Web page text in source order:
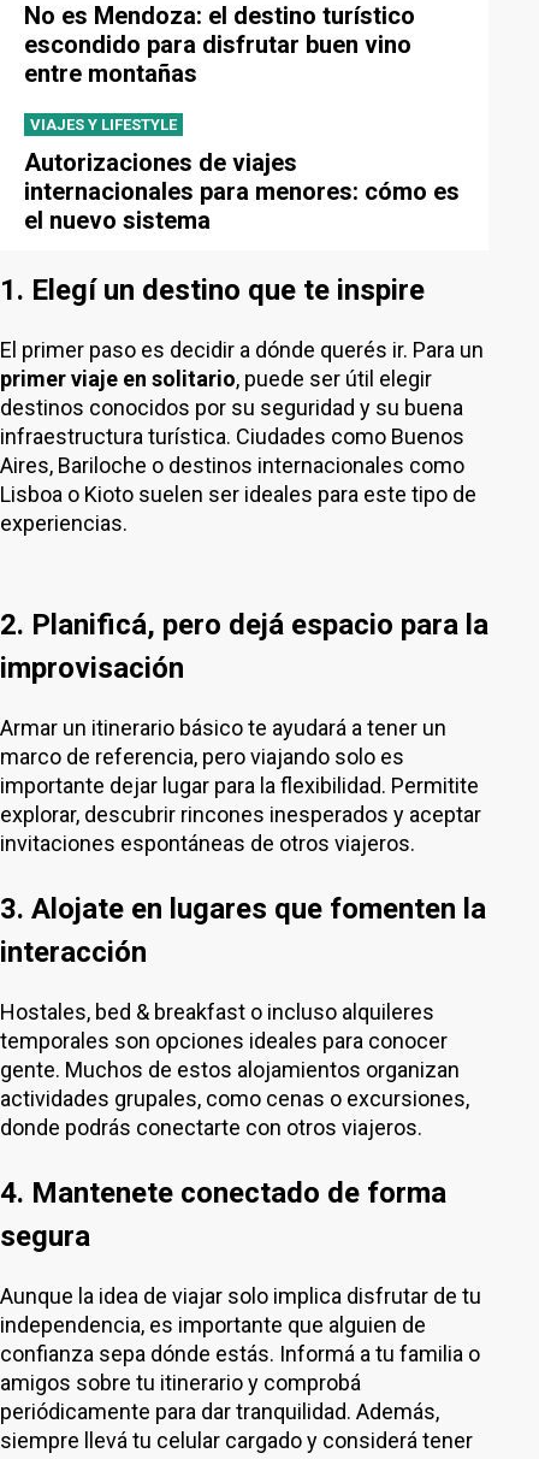
No es Mendoza: el destino turístico
escondido para disfrutar buen vino
entre montañas
VIAJES Y LIFESTYLE
Autorizaciones de viajes
internacionales para menores: cómo es
el nuevo sistema
1. Elegí un destino que te inspire
El primer paso es decidir a dónde querés ir. Para un
primer viaje en solitario, puede ser útil elegir
destinos conocidos por su seguridad y su buena
infraestructura turística. Ciudades como Buenos
Aires, Bariloche o destinos internacionales como
Lisboa o Kioto suelen ser ideales para este tipo de
experiencias.
2. Planificá, pero dejá espacio para la
improvisación
Armar un itinerario básico te ayudará a tener un
marco de referencia, pero viajando solo es
importante dejar lugar para la flexibilidad. Permitite
explorar, descubrir rincones inesperados y aceptar
invitaciones espontáneas de otros viajeros.
3. Alojate en lugares que fomenten la
interacción
Hostales, bed & breakfast o incluso alquileres
temporales son opciones ideales para conocer
gente. Muchos de estos alojamientos organizan
actividades grupales, como cenas o excursiones,
donde podrás conectarte con otros viajeros.
4. Mantenete conectado de forma
segura
Aunque la idea de viajar solo implica disfrutar de tu
independencia, es importante que alguien de
confianza sepa dónde estás. Informá a tu familia o
amigos sobre tu itinerario y comprobá
periódicamente para dar tranquilidad. Además,
siempre llevá tu celular cargado y considerá tener